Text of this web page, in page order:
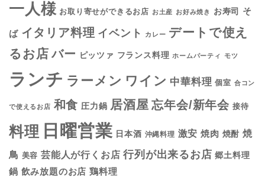
一人様 お取り寄せができるお店 お土産 お好み焼き お寿司 そ
ば イタリア料理 イベント カレー デートで使え
るお店 バー ピッツァ フランス料理 ホームパーティ モツ
ランチ ラーメン ワイン 中華料理 個室 合コン
で使えるお店 和食 圧力鍋 居酒屋 忘年会/新年会 接待
料理 日曜営業 日本酒 沖縄料理 激安 焼肉 焼酎 焼
鳥 美容 芸能人が行くお店 行列が出来るお店 郷土料理
鍋 飲み放題のお店 鶏料理